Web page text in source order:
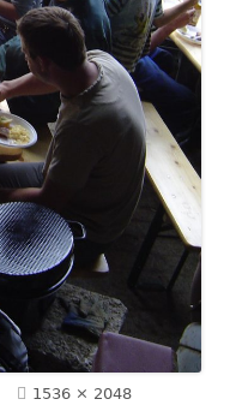
Volle
1536 × 2048